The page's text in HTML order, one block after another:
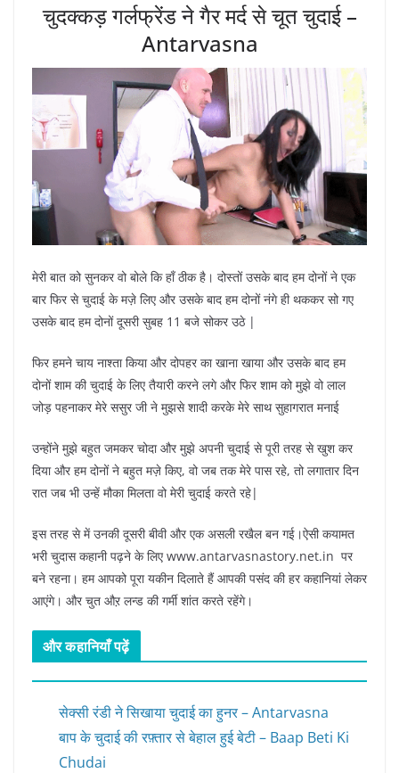
चुदक्कड़ गर्लफ्रेंड ने गैर मर्द से चूत चुदाई –
Antarvasna
मेरी बात को सुनकर वो बोले कि हाँ ठीक है। दोस्तों उसके बाद हम दोनों ने एक
बार फिर से चुदाई के मज़े लिए और उसके बाद हम दोनों नंगे ही थककर सो गए
उसके बाद हम दोनों दूसरी सुबह 11 बजे सोकर उठे |
फिर हमने चाय नाश्ता किया और दोपहर का खाना खाया और उसके बाद हम
दोनों शाम की चुदाई के लिए तैयारी करने लगे और फिर शाम को मुझे वो लाल
जोड़ पहनाकर मेरे ससुर जी ने मुझसे शादी करके मेरे साथ सुहागरात मनाई
उन्होंने मुझे बहुत जमकर चोदा और मुझे अपनी चुदाई से पूरी तरह से खुश कर
दिया और हम दोनों ने बहुत मज़े किए, वो जब तक मेरे पास रहे, तो लगातार दिन
रात जब भी उन्हें मौका मिलता वो मेरी चुदाई करते रहे|
इस तरह से में उनकी दूसरी बीवी और एक असली रखैल बन गई।ऐसी कयामत
भरी चुदास कहानी पढ़ने के लिए www.antarvasnastory.net.in पर
बने रहना। हम आपको पूरा यकीन दिलाते हैं आपकी पसंद की हर कहानियां लेकर
आएंगे। और चुत औऱ लन्ड की गर्मी शांत करते रहेंगे।
और कहानियाँ पढ़ें
सेक्सी रंडी ने सिखाया चुदाई का हुनर – Antarvasna
बाप के चुदाई की रफ़्तार से बेहाल हुई बेटी – Baap Beti Ki
Chudai